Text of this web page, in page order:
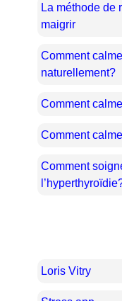
La méthode de
maigrir
Comment
naturellement?
Comment
Comment
Comment
Loris Vitry